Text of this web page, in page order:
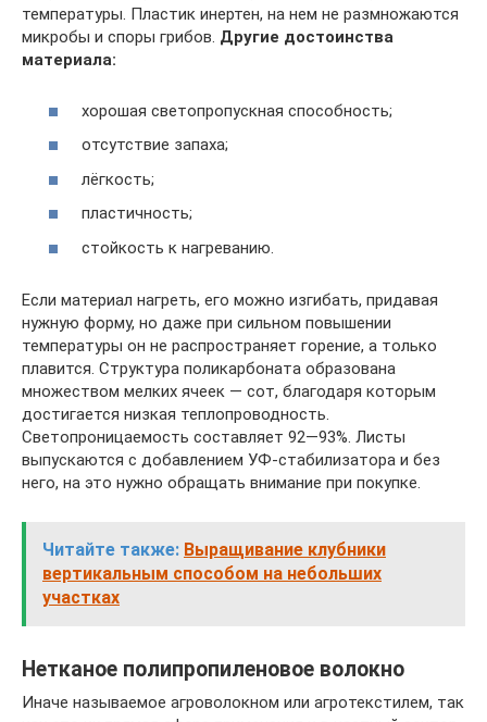
температуры. Пластик инертен, на нем не размножаются
микробы и споры грибов. Другие достоинства
материала:
хорошая светопропускная способность;
отсутствие запаха;
лёгкость;
пластичность;
стойкость к нагреванию.
Если материал нагреть, его можно изгибать, придавая
нужную форму, но даже при сильном повышении
температуры он не распространяет горение, а только
плавится. Структура поликарбоната образована
множеством мелких ячеек — сот, благодаря которым
достигается низкая теплопроводность.
Светопроницаемость составляет 92—93%. Листы
выпускаются с добавлением УФ-стабилизатора и без
него, на это нужно обращать внимание при покупке.
Читайте также: Выращивание клубники
вертикальным способом на небольших
участках
Нетканое полипропиленовое волокно
Иначе называемое агроволокном или агротекстилем, так